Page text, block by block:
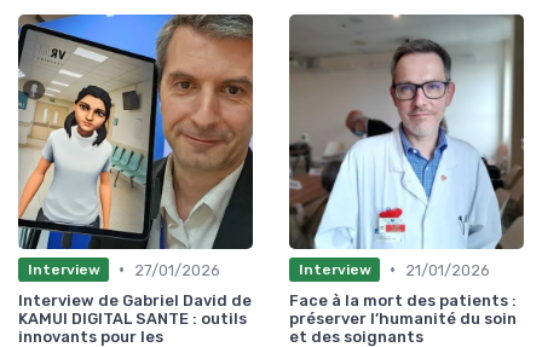
Interview •
27/01/2026
Interview de Gabriel David de
KAMUI DIGITAL SANTE : outils
innovants pour les
Interview •
21/01/2026
Face à la mort des patients :
préserver l’humanité du soin
et des soignants